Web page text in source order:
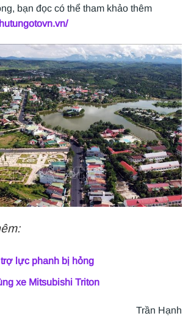
bạn đọc có thể tham khảo thêm
lực phanh bị hỏng
xe Mitsubishi Triton
Trần Hạnh